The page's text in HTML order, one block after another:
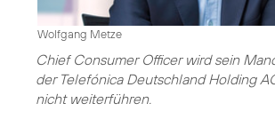
Wolfgang Metze
Chief Consumer Officer wird sein
der Telefónica Deutschland Holding
nicht weiterführen.